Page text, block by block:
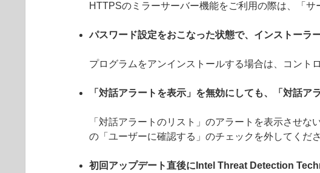
HTTPSのミラーサーバー機能をご利用の際は、「
パスワード設定をおこなった状態で、インストーラ
プログラムをアンインストールする場合は、コント
「対話アラートを表示」を無効にしても、「対話
「対話アラートのリスト」のアラートを表示させ
の「ユーザーに確認する」のチェックを外してくださ
初回アップデート直後にIntel Threat Detection